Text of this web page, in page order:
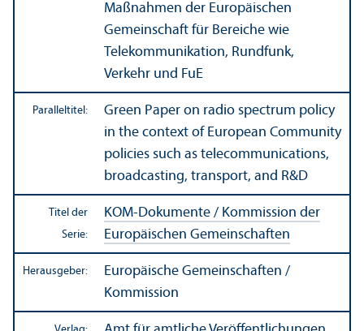
Maßnahmen der Europäischen
Gemeinschaft für Bereiche wie
Telekommunikation, Rundfunk,
Verkehr und FuE
Paralleltitel:
Green Paper on radio spectrum policy
in the context of European Community
policies such as telecommunications,
broadcasting, trans­port, and R&D
Titel der
Serie:
KOM-Dokumente / Kommission der
Europäischen Gemeinschaften
Herausgeber:
Europäische Gemeinschaften /
Kommission